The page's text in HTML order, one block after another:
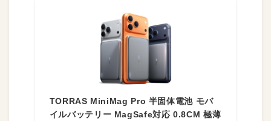
TORRAS MiniMag Pro 半固体電池 モバ
イルバッテリー MagSafe対応 0.8CM 極薄